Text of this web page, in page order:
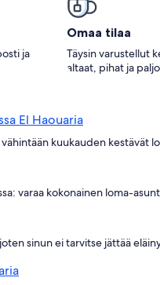
ja
Omaa tilaa
Täysin varustellut
altaat, pihat ja
El Haouaria
kuukauden kestävät
varaa kokonainen loma-
sinun ei tarvitse jättää